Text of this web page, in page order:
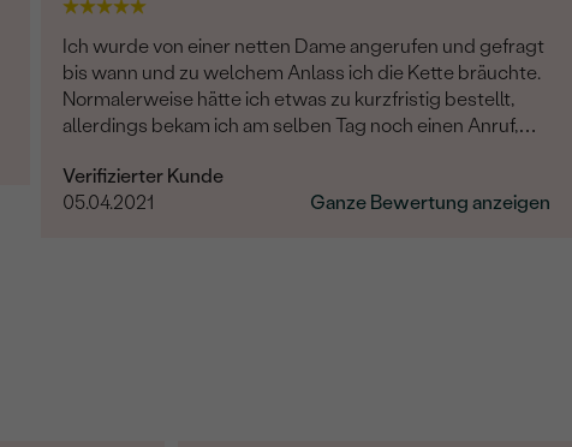
Ich wurde von einer netten Dame angerufen und gefragt
bis wann und zu welchem Anlass ich die Kette bräuchte.
Normalerweise hätte ich etwas zu kurzfristig bestellt,
allerdings bekam ich am selben Tag noch einen Anruf,
Lieferung war superschnell. Man wird hervorragend
betreut. Vielen Dank
Verifizierter Kunde
05.04.2021
Ganze Bewertung anzeigen